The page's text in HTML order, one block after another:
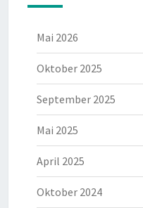
Mai 2026
Oktober 2025
September 2025
Mai 2025
April 2025
Oktober 2024